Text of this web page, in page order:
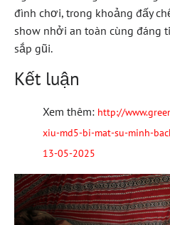
đình chơi, trong khoảng đấy
show nhởi an toàn cùng đáng
sắp gũi.
Kết luận
Xem thêm: http://
xiu-md5-bi-mat-su-minh-
13-05-2025